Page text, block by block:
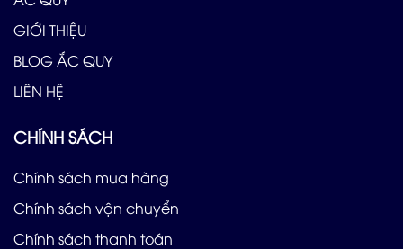
GIỚI THIỆU
BLOG ẮC QUY
LIÊN HỆ
CHÍNH SÁCH
Chính sách mua hàng
Chính sách vận chuyển
Chính sách thanh toán